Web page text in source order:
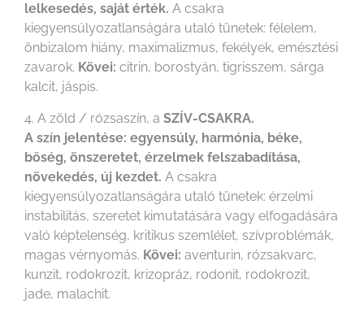
lelkesedés, saját érték. A csakra
kiegyensúlyozatlanságára utaló tünetek: félelem,
önbizalom hiány, maximalizmus, fekélyek, emésztési
zavarok. Kövei: citrin, borostyán, tigrisszem, sárga
kalcit, jáspis.
4. A zöld / rózsaszín, a SZÍV-CSAKRA.
A szín jelentése: egyensúly, harmónia, béke,
bőség, önszeretet, érzelmek felszabadítása,
növekedés, új kezdet. A csakra
kiegyensúlyozatlanságára utaló tünetek: érzelmi
instabilitás, szeretet kimutatására vagy elfogadására
való képtelenség, kritikus szemlélet, szívproblémák,
magas vérnyomás. Kövei: aventurin, rózsakvarc,
kunzit, rodokrozit, krizopráz, rodonit, rodokrozit,
jade, malachit.